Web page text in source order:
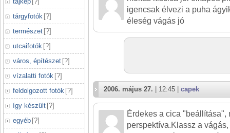
tárgyfotók [?]
természet [?]
utcaifotók [?]
város, építészet [?]
vízalatti fotók [?]
feldolgozott fotók [?]
így készült [?]
egyéb [?]
igencsak élvezi a puha
éleség vágás jó
2006. május 27. | 12:45 | capek
Érdekes a cica "beállítása",
perspektíva.Klassz a